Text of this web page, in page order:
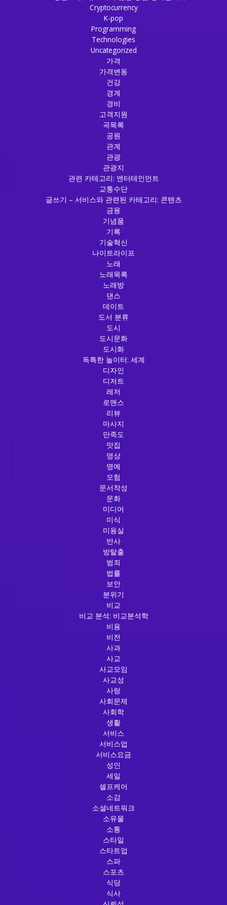
Cryptocurrency
K-pop
Programming
Technologies
Uncategorized
가격
가격변동
건강
경계
경비
고객지원
곡목록
공원
관계
관광
관광지
관련 카테고리: 엔터테인먼트
교통수단
글쓰기 – 서비스와 관련된 카테고리: 콘텐츠
금융
기념품
기록
기술혁신
나이트라이프
노래
노래목록
노래방
댄스
데이트
도서 분류
도시
도시문화
도시화
독특한 놀이터: 세계
디자인
디저트
레저
로맨스
리뷰
마사지
만족도
맛집
명상
명예
모험
문서작성
문화
미디어
미식
미용실
반사
방탈출
범죄
법률
보안
분위기
비교
비교 분석: 비교분석학
비용
비전
사과
사교
사교모임
사교성
사랑
사회문제
사회학
생활
서비스
서비스업
서비스요금
성인
세일
셀프케어
소감
소셜네트워크
소유물
소통
스타일
스타트업
스파
스포츠
식당
식사